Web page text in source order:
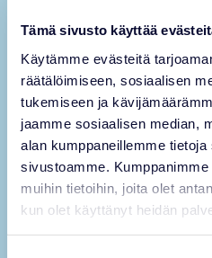
Tämä sivusto käyttää
Käytämme evästeitä
räätälöimiseen, sosiaalisen
tukemiseen ja
jaamme sosiaalisen median,
alan kumppaneillemme
sivustoamme.
muihin tietoihin, joita olet
kun olet käyttänyt heidän
Hyväksymiskriteerimme
vähintään yksi julkinen ja
kanava, jolla on vähintään 5000
seuraajaa tai 10000
sekä Ranua Resortille sopivat
läpinäkyvää ja vastuullista
yhteistyön selkeää
Miten Ranua